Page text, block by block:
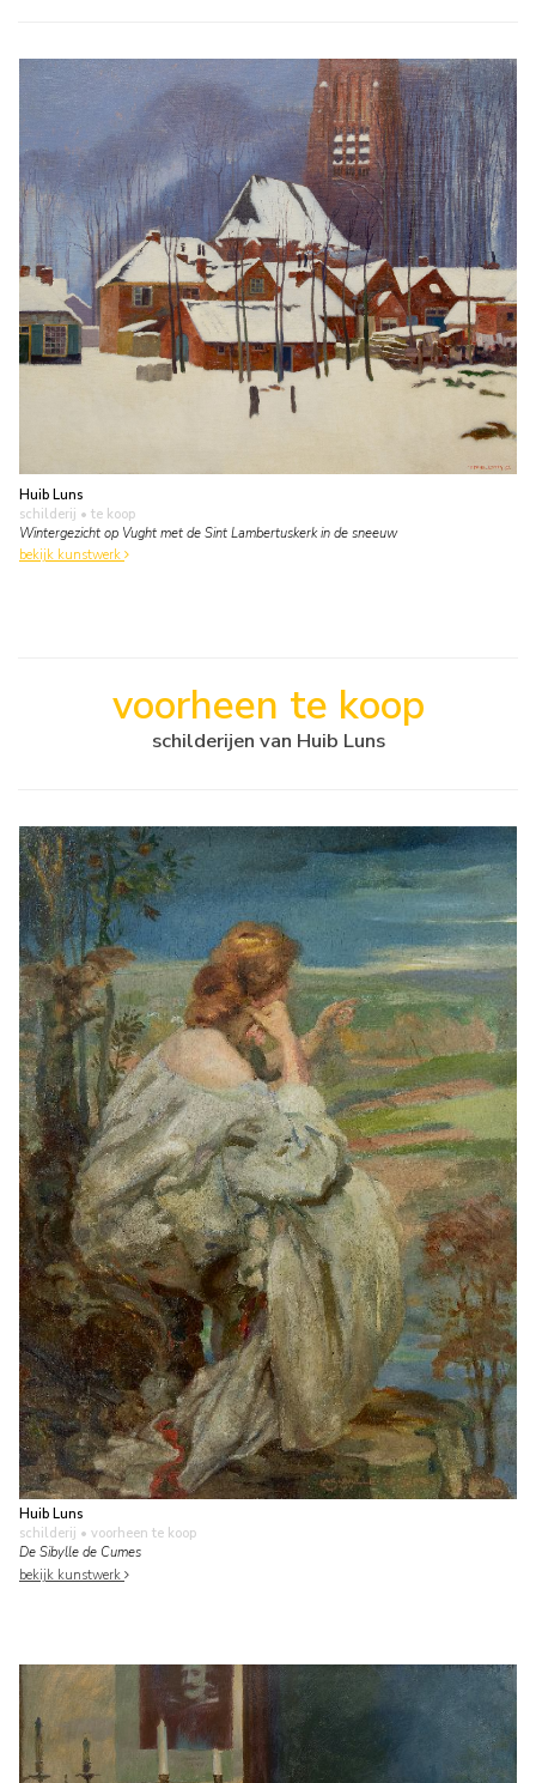
Huib Luns
schilderij • te koop
Wintergezicht op Vught met de Sint Lambertuskerk in de sneeuw
bekijk kunstwerk
voorheen te koop
schilderijen van Huib Luns
Huib Luns
schilderij • voorheen te koop
De Sibylle de Cumes
bekijk kunstwerk